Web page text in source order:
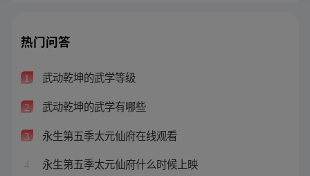
热门问答
1 武动乾坤的武学等级
2 武动乾坤的武学有哪些
3 永生第五季太元仙府在线观看
4 永生第五季太元仙府什么时候上映